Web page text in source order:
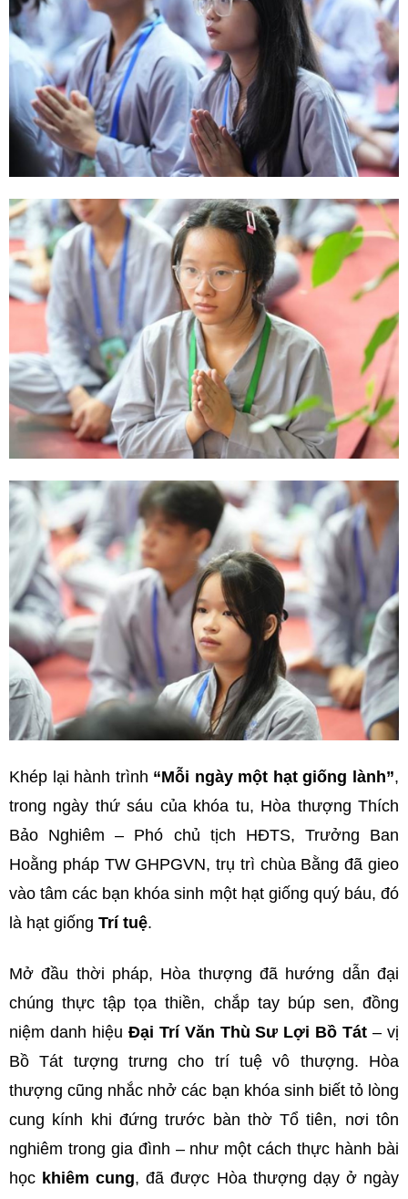
Khép lại hành trình “Mỗi ngày một hạt giống lành”,
trong ngày thứ sáu của khóa tu, Hòa thượng Thích
Bảo Nghiêm – Phó chủ tịch HĐTS, Trưởng Ban
Hoằng pháp TW GHPGVN, trụ trì chùa Bằng đã gieo
vào tâm các bạn khóa sinh một hạt giống quý báu, đó
là hạt giống Trí tuệ.
Mở đầu thời pháp, Hòa thượng đã hướng dẫn đại
chúng thực tập tọa thiền, chắp tay búp sen, đồng
niệm danh hiệu Đại Trí Văn Thù Sư Lợi Bồ Tát – vị
Bồ Tát tượng trưng cho trí tuệ vô thượng. Hòa
thượng cũng nhắc nhở các bạn khóa sinh biết tỏ lòng
cung kính khi đứng trước bàn thờ Tổ tiên, nơi tôn
nghiêm trong gia đình – như một cách thực hành bài
học khiêm cung, đã được Hòa thượng dạy ở ngày